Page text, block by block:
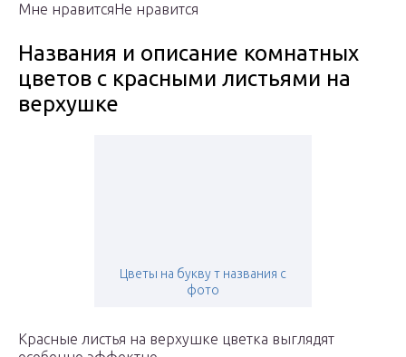
Мне нравитсяНе нравится
Названия и описание комнатных
цветов с красными листьями на
верхушке
Цветы на букву т названия с
фото
Красные листья на верхушке цветка выглядят